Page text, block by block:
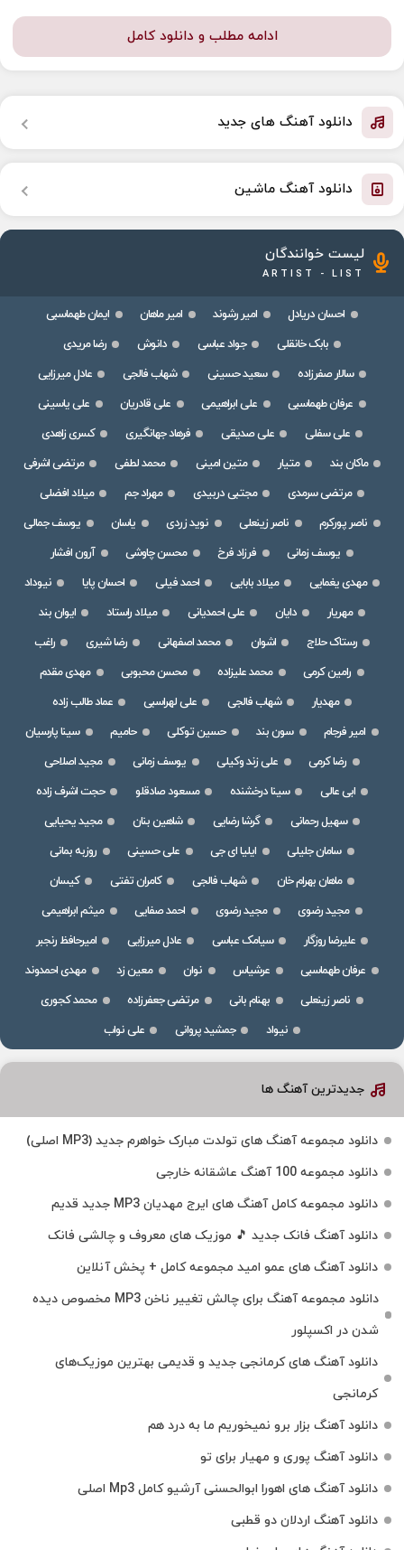
ادامه مطلب و دانلود کامل
دانلود آهنگ های جدید
دانلود آهنگ ماشین
لیست خوانندگان
ARTIST - LIST
احسان دریادل امیر رشوند امیر ماهان
ایمان طهماسبی
بابک خانقلی
جواد عباسی دانوش
رضا مریدی
سالار صفرزاده
سعید حسینی شهاب فالجی
عادل میرزایی
عرفان طهماسبی
علی ابراهیمی علی قادریان
علی یاسینی
علی سفلی
علی صدیقی فرهاد جهانگیری
کسری زاهدی
ماکان بند
متیار متین امینی محمد لطفی
مرتضی اشرفی
مرتضی سرمدی
مجتبی دربیدی مهراد جم
میلاد افضلی
ناصر پورکرم
ناصر زینعلی نوید زردی یاسان
یوسف جمالی
یوسف زمانی
فرزاد فرخ محسن چاوشی
آرون افشار
مهدی یغمایی
میلاد بابایی احمد فیلی احسان پایا
نیوداد
مهریار
دایان علی احمدیانی میلاد راستاد
ایوان بند
رستاک حلاج
اشوان محمد اصفهانی رضا شیری
راغب
رامین کرمی
محمد علیزاده محسن محبوبی
مهدی مقدم
مهدیار
شهاب فالجی علی لهراسبی
عماد طالب زاده
امیر فرجام
سون بند حسین توکلی حامیم
سینا پارسیان
رضا کرمی
علی زند وکیلی یوسف زمانی
مجید اصلاحی
ابی عالی
سینا درخشنده مسعود صادقلو
حجت اشرف زاده
سهیل رحمانی
گرشا رضایی شاهین بنان
مجید یحیایی
سامان جلیلی
ایلیا ای جی علی حسینی
روزبه بمانی
ماهان بهرام خان
شهاب فالجی کامران تفتی
کیسان
مجید رضوی
مجید رضوی احمد صفایی
میثم ابراهیمی
علیرضا روزگار
سیامک عباسی عادل میرزایی
امیرحافظ رنجبر
عرفان طهماسبی
عرشیاس نوان معین زد
مهدی احمدوند
ناصر زینعلی
بهنام بانی مرتضی جعفرزاده
محمد کجوری
نیواد
جمشید پروانی علی نواب
جدیدترین آهنگ ها
دانلود مجموعه آهنگ های تولدت مبارک خواهرم جدید (MP3 اصلی)
دانلود مجموعه 100 آهنگ عاشقانه خارجی
دانلود مجموعه کامل آهنگ های ایرج مهدیان MP3 جدید قدیم
دانلود آهنگ فانک جدید 🎵 موزیک‌ های معروف و چالشی فانک
دانلود آهنگ های عمو امید مجموعه کامل + پخش آنلاین
دانلود مجموعه آهنگ برای چالش تغییر ناخن MP3 مخصوص دیده
شدن در اکسپلور
دانلود آهنگ‌ های کرمانجی جدید و قدیمی بهترین موزیک‌های
کرمانجی
دانلود آهنگ بزار برو نمیخوریم ما به درد هم
دانلود آهنگ پوری و مهیار برای تو
دانلود آهنگ های اهورا ابوالحسنی آرشیو کامل Mp3 اصلی
دانلود آهنگ اردلان دو قطبی